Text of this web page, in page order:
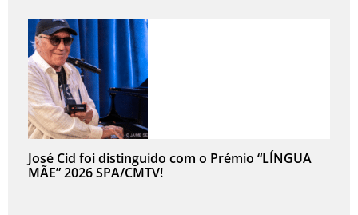
José Cid foi distinguido com o Prémio “LÍNGUA
MÃE” 2026 SPA/CMTV!